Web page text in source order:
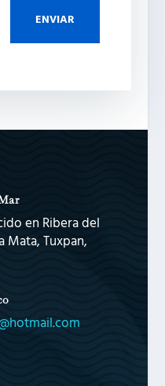
ENVIAR
en Ribera del
Mata, Tuxpan,